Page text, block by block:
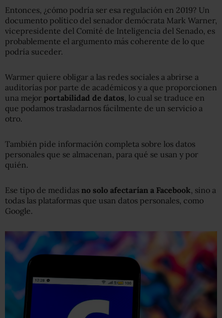
Entonces, ¿cómo podría ser esa regulación en 2019? Un
documento político del senador demócrata Mark Warner,
vicepresidente del Comité de Inteligencia del Senado, es
probablemente el argumento más coherente de lo que
podría suceder.
Warmer quiere obligar a las redes sociales a abrirse a
auditorías por parte de académicos y a que proporcionen
una mejor portabilidad de datos , lo cual se traduce en
que podamos trasladarnos fácilmente de un servicio a
otro.
También pide información completa sobre los datos
personales que se almacenan, para qué se usan y por
quién.
Ese tipo de medidas no solo afectarían a Facebook , sino a
todas las plataformas que usan datos personales, como
Google.